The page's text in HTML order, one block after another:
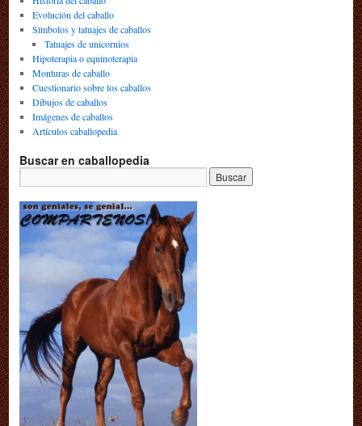
Evolución del caballo
Símbolos y tatuajes de caballos
Tatuajes de unicornios
Hipoterapia o equinoterapia
Monturas de caballo
Cuestionario sobre los caballos
Dibujos de caballos
Imágenes de caballos
Artículos caballopedia
Buscar en caballopedia